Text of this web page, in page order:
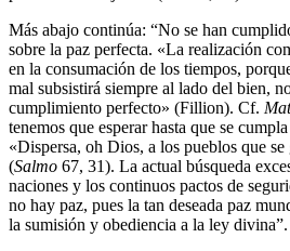
Más abajo continúa: “No se han
sobre la paz perfecta. «La realización
en la consumación de los tiempos,
mal subsistirá siempre al lado del bien,
cumplimiento perfecto» (Fillion). Cf.
tenemos que esperar hasta que se
«Dispersa, oh Dios, a los pueblos que se
(Salmo 67, 31). La actual búsqueda
naciones y los continuos pactos de
no hay paz, pues la tan deseada paz
la sumisión y obediencia a la ley divina”.